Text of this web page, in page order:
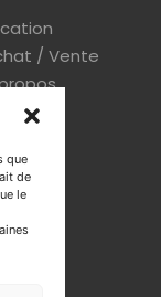
que
de
le
/ Vente